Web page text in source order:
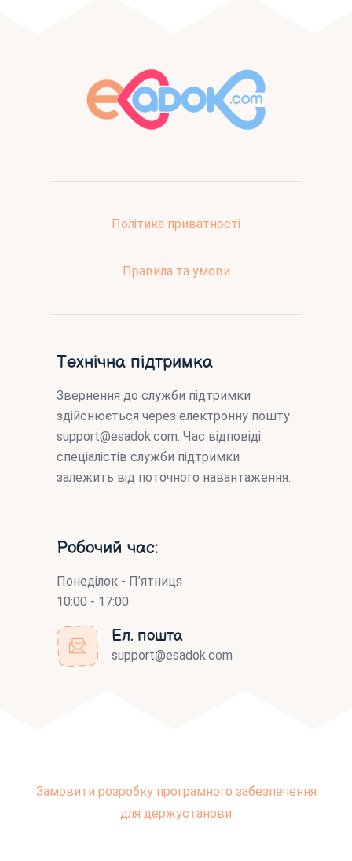
Політика приватності
Правила та умови
Технічна підтримка
Звернення до служби підтримки
здійснюється через електронну пошту
support@esadok.com. Час відповіді
спеціалістів служби підтримки
залежить від поточного навантаження.
Робочий час:
Понеділок - П’ятниця
10:00 - 17:00
Ел. пошта
support@esadok.com
Замовити розробку програмного забезпечення
для держустанови